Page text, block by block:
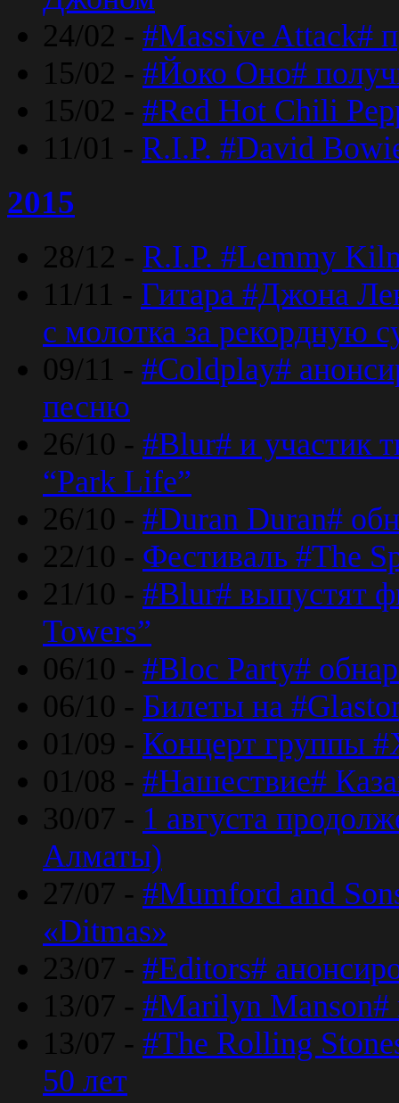
24/02 - #Massive Attack#
15/02 - #Йоко Оно#
15/02 - #Red Hot Chili
11/01 - R.I.P. #David
2015
28/12 - R.I.P. #Lemmy
11/11 - Гитара #Джона
с молотка за рекордную
09/11 - #Coldplay#
песню
26/10 - #Blur# и участик
“Park Life”
26/10 - #Duran Duran#
22/10 - Фестиваль #The
21/10 - #Blur# выпустят
Towers”
06/10 - #Bloc Party#
06/10 - Билеты на
01/09 - Концерт группы
01/08 - #Нашествие#
30/07 - 1 августа
Алматы)
27/07 - #Mumford and
«Ditmas»
23/07 - #Editors#
13/07 - #Marilyn Manson#
13/07 - #The Rolling
50 лет